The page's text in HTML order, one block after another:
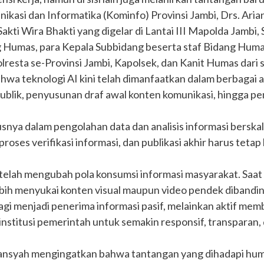
dan Informatika (Kominfo) Provinsi Jambi, Drs.
Wira Bhakti yang digelar di Lantai III Mapolda
para Kepala Subbidang beserta staf Bidang
se-Provinsi Jambi, Kapolsek, dan Kanit Humas dari
teknologi AI kini telah dimanfaatkan dalam berbagai
penyusunan draf awal konten komunikasi, hingga
dalam pengolahan data dan analisis informasi
verifikasi informasi, dan publikasi akhir harus
mengubah pola konsumsi informasi masyarakat.
menyukai konten visual maupun video pendek
menjadi penerima informasi pasif, melainkan aktif
pemerintah untuk semakin responsif,
mengingatkan bahwa tantangan yang dihadapi